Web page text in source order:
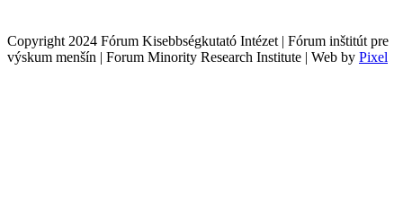
Copyright 2024 Fórum Kisebbségkutató Intézet | Fórum inštitút pre
výskum menšín | Forum Minority Research Institute | Web by Pixel